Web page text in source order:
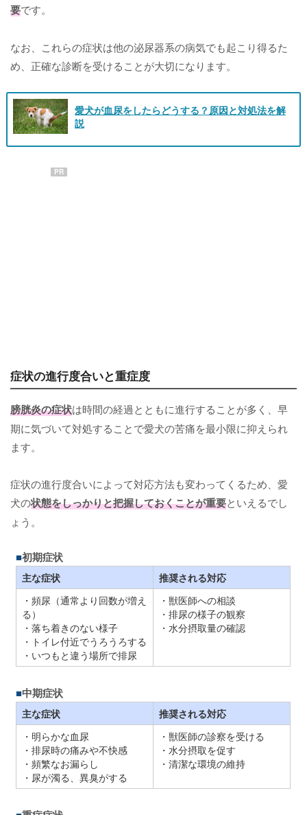
要です。
なお、これらの症状は他の泌尿器系の病気でも起こり得るた
め、正確な診断を受けることが大切になります。
愛犬が血尿をしたらどうする？原因と対処法を解
説
PR
症状の進行度合いと重症度
膀胱炎の症状は時間の経過とともに進行することが多く、早
期に気づいて対処することで愛犬の苦痛を最小限に抑えられ
ます。
症状の進行度合いによって対応方法も変わってくるため、愛
犬の状態をしっかりと把握しておくことが重要といえるでし
ょう。
初期症状
主な症状
推奨される対応
・頻尿（通常より回数が増え
る）
・落ち着きのない様子
・トイレ付近でうろうろする
・いつもと違う場所で排尿
・獣医師への相談
・排尿の様子の観察
・水分摂取量の確認
中期症状
主な症状
推奨される対応
・明らかな血尿
・排尿時の痛みや不快感
・頻繁なお漏らし
・尿が濁る、異臭がする
・獣医師の診察を受ける
・水分摂取を促す
・清潔な環境の維持